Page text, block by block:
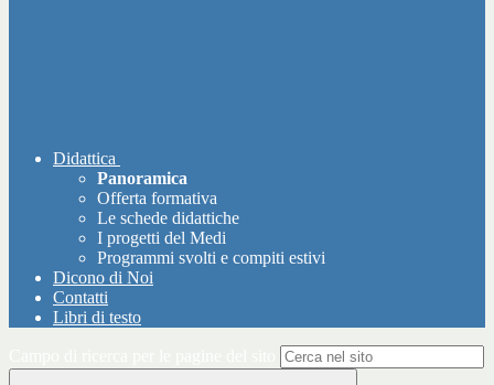
Didattica
Panoramica
Offerta formativa
Le schede didattiche
I progetti del Medi
Programmi svolti e compiti estivi
Dicono di Noi
Contatti
Libri di testo